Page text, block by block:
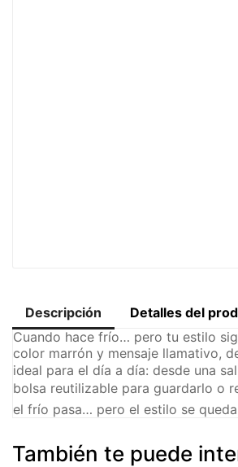
Descripción Detalles del
Cuando hace frío… pero tu estilo
color marrón y mensaje llamativo,
ideal para el día a día: desde una
bolsa reutilizable para guardarlo o
el frío pasa… pero el estilo se queda
También te puede